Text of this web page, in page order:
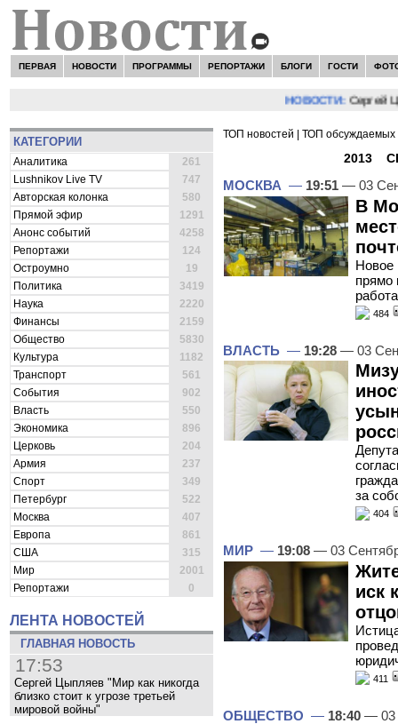
ПЕРВАЯ НОВОСТИ ПРОГРАММЫ РЕПОРТАЖИ БЛОГИ ГОСТИ
НОВОСТИ: Сергей
КАТЕГОРИИ
Аналитика
261
Lushnikov Live TV
747
Авторская колонка
580
Прямой эфир
1291
Анонс событий
4258
Репортажи
124
Остроумно
19
Политика
3419
Наука
2220
Финансы
2159
Общество
5830
Культура
1182
Транспорт
561
События
902
Власть
550
Экономика
896
Церковь
204
Армия
237
Спорт
349
Петербург
522
Москва
407
Европа
861
США
315
Мир
2001
Репортажи
0
ЛЕНТА НОВОСТЕЙ
ГЛАВНАЯ НОВОСТЬ
17:53
Сергей Цыпляев "Мир как никогда
близко стоит к угрозе третьей
мировой войны"
ТОП новостей ТОП обсуждаемых
2013
МОСКВА — 19:51 — 03
В
прямо
484
ВЛАСТЬ — 19:28 — 03
за
404
МИР — 19:08 — 03
иск
411
ОБЩЕСТВО — 18:40 — 03